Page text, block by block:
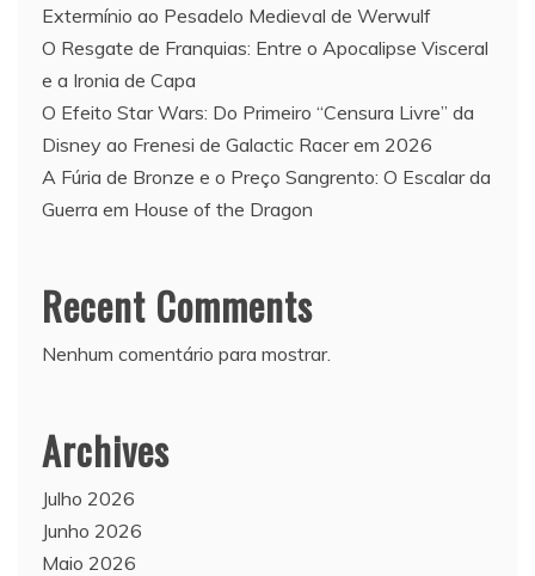
Extermínio ao Pesadelo Medieval de Werwulf
O Resgate de Franquias: Entre o Apocalipse Visceral
e a Ironia de Capa
O Efeito Star Wars: Do Primeiro “Censura Livre” da
Disney ao Frenesi de Galactic Racer em 2026
A Fúria de Bronze e o Preço Sangrento: O Escalar da
Guerra em House of the Dragon
Recent Comments
Nenhum comentário para mostrar.
Archives
Julho 2026
Junho 2026
Maio 2026